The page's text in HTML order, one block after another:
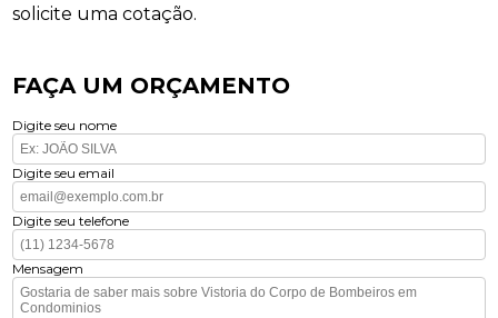
solicite uma cotação.
FAÇA UM ORÇAMENTO
Digite seu nome
Digite seu email
Digite seu telefone
Mensagem